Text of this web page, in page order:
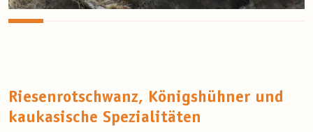
Riesenrotschwanz, Königshühner und
kaukasische Spezialitäten